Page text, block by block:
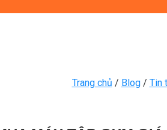
Trang chủ / Blog / Tin